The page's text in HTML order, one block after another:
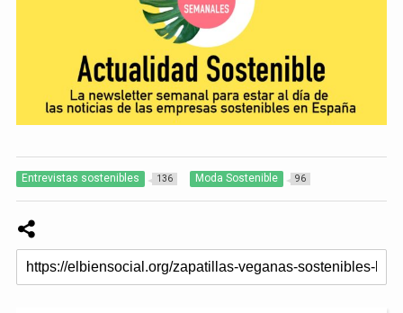
Entrevistas sostenibles 136 Moda Sostenible 96